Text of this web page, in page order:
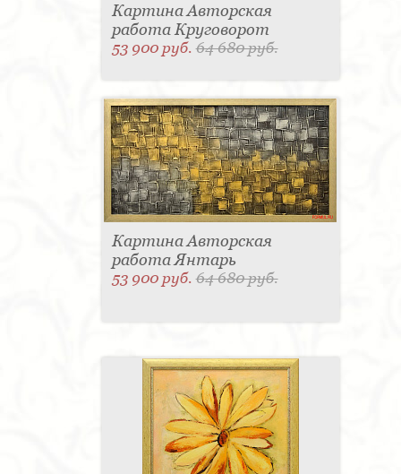
Картина Авторская
работа Круговорот
53 900 руб.64 680 руб.
Картина Авторская
работа Янтарь
53 900 руб.64 680 руб.